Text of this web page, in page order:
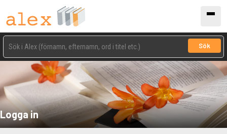
Sök
Logga in